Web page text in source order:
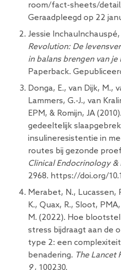
room/fact-sheets/
Geraadpleegd op 22
Jessie InchauInchauspé,
Revolution: De
in balans brengen van
Paperback.
Donga, E., van Dijk, M.,
Lammers, G.-J., van
EPM, & Romijn, JA
gedeeltelijk
insulineresistentie in
routes bij gezonde
Clinical Endocrinology
2968. https://doi.org/
Merabet, N., Lucassen,
K., Quax, R., Sloot,
M. (2022). Hoe
stress bijdraagt ​​aan de
type 2: een
benadering. The Lancet
9, 100230.